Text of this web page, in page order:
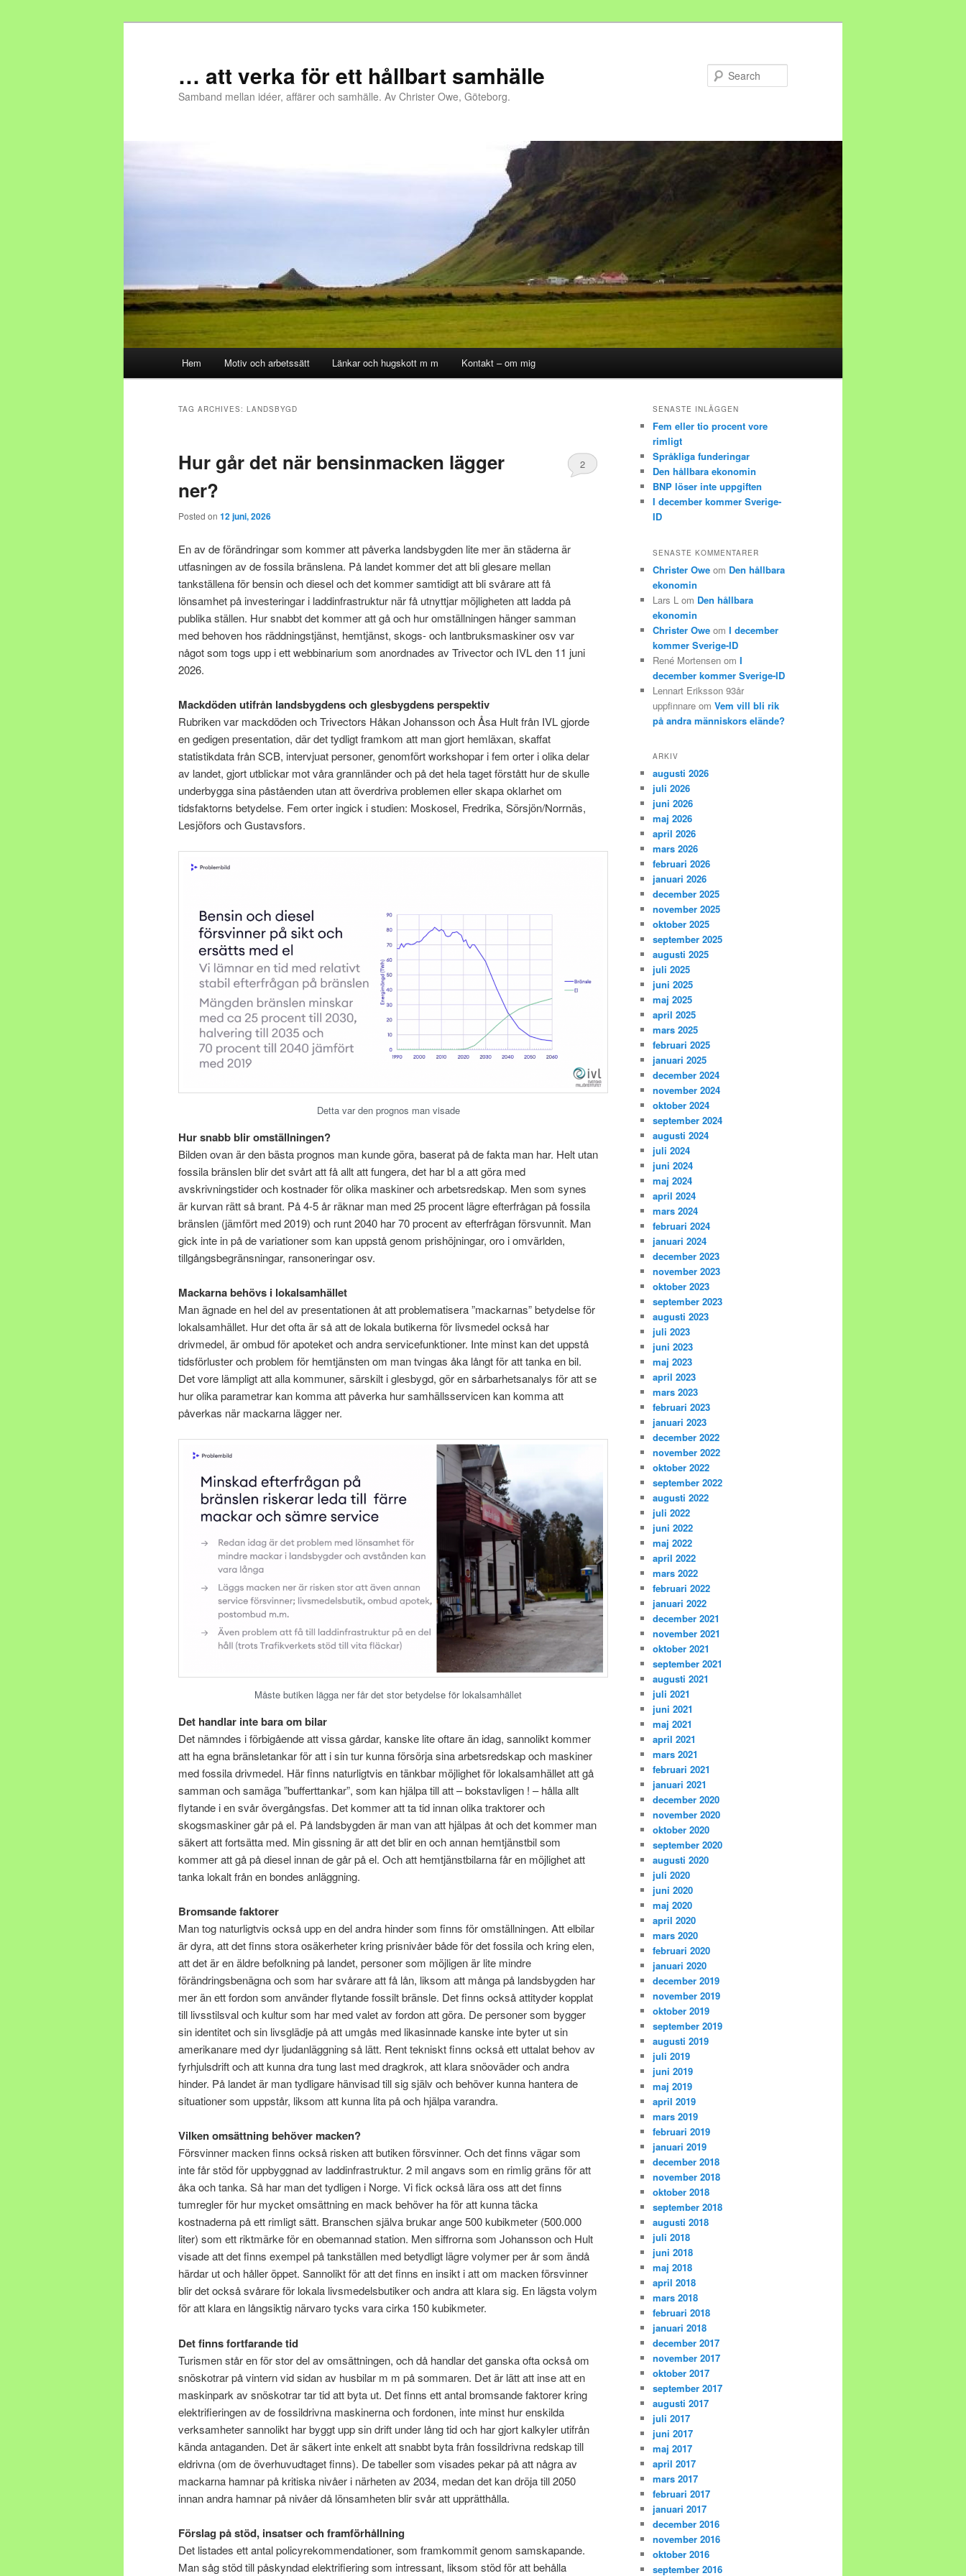
… att verka för ett hållbart samhälle
Samband mellan idéer, affärer och samhälle. Av Christer Owe, Göteborg.
Skip to primary content
Skip to secondary content
Hem Motiv och arbetssätt Länkar och hugskott m m Kontakt – om mig
TAG ARCHIVES: LANDSBYGD
Hur går det när bensinmacken lägger
ner?
Posted on 12 juni, 2026
2
En av de förändringar som kommer att påverka landsbygden lite mer än städerna är
utfasningen av de fossila bränslena. På landet kommer det att bli glesare mellan
tankställena för bensin och diesel och det kommer samtidigt att bli svårare att få
lönsamhet på investeringar i laddinfrastruktur när få utnyttjar möjligheten att ladda på
publika ställen. Hur snabbt det kommer att gå och hur omställningen hänger samman
med behoven hos räddningstjänst, hemtjänst, skogs- och lantbruksmaskiner osv var
något som togs upp i ett webbinarium som anordnades av Trivector och IVL den 11 juni
2026.
Mackdöden utifrån landsbygdens och glesbygdens perspektiv
Rubriken var mackdöden och Trivectors Håkan Johansson och Åsa Hult från IVL gjorde
en gedigen presentation, där det tydligt framkom att man gjort hemläxan, skaffat
statistikdata från SCB, intervjuat personer, genomfört workshopar i fem orter i olika delar
av landet, gjort utblickar mot våra grannländer och på det hela taget förstått hur de skulle
underbygga sina påståenden utan att överdriva problemen eller skapa oklarhet om
tidsfaktorns betydelse. Fem orter ingick i studien: Moskosel, Fredrika, Sörsjön/Norrnäs,
Lesjöfors och Gustavsfors.
Detta var den prognos man visade
Hur snabb blir omställningen?
Bilden ovan är den bästa prognos man kunde göra, baserat på de fakta man har. Helt utan
fossila bränslen blir det svårt att få allt att fungera, det har bl a att göra med
avskrivningstider och kostnader för olika maskiner och arbetsredskap. Men som synes
är kurvan rätt så brant. På 4-5 år räknar man med 25 procent lägre efterfrågan på fossila
bränslen (jämfört med 2019) och runt 2040 har 70 procent av efterfrågan försvunnit. Man
gick inte in på de variationer som kan uppstå genom prishöjningar, oro i omvärlden,
tillgångsbegränsningar, ransoneringar osv.
Mackarna behövs i lokalsamhället
Man ägnade en hel del av presentationen åt att problematisera ”mackarnas” betydelse för
lokalsamhället. Hur det ofta är så att de lokala butikerna för livsmedel också har
drivmedel, är ombud för apoteket och andra servicefunktioner. Inte minst kan det uppstå
tidsförluster och problem för hemtjänsten om man tvingas åka långt för att tanka en bil.
Det vore lämpligt att alla kommuner, särskilt i glesbygd, gör en sårbarhetsanalys för att se
hur olika parametrar kan komma att påverka hur samhällsservicen kan komma att
påverkas när mackarna lägger ner.
Måste butiken lägga ner får det stor betydelse för lokalsamhället
Det handlar inte bara om bilar
Det nämndes i förbigående att vissa gårdar, kanske lite oftare än idag, sannolikt kommer
att ha egna bränsletankar för att i sin tur kunna försörja sina arbetsredskap och maskiner
med fossila drivmedel. Här finns naturligtvis en tänkbar möjlighet för lokalsamhället att gå
samman och samäga ”bufferttankar”, som kan hjälpa till att – bokstavligen ! – hålla allt
flytande i en svår övergångsfas. Det kommer att ta tid innan olika traktorer och
skogsmaskiner går på el. På landsbygden är man van att hjälpas åt och det kommer man
säkert att fortsätta med. Min gissning är att det blir en och annan hemtjänstbil som
kommer att gå på diesel innan de går på el. Och att hemtjänstbilarna får en möjlighet att
tanka lokalt från en bondes anläggning.
Bromsande faktorer
Man tog naturligtvis också upp en del andra hinder som finns för omställningen. Att elbilar
är dyra, att det finns stora osäkerheter kring prisnivåer både för det fossila och kring elen,
att det är en äldre befolkning på landet, personer som möjligen är lite mindre
förändringsbenägna och som har svårare att få lån, liksom att många på landsbygden har
mer än ett fordon som använder flytande fossilt bränsle. Det finns också attityder kopplat
till livsstilsval och kultur som har med valet av fordon att göra. De personer som bygger
sin identitet och sin livsglädje på att umgås med likasinnade kanske inte byter ut sin
amerikanare med dyr ljudanläggning så lätt. Rent tekniskt finns också ett uttalat behov av
fyrhjulsdrift och att kunna dra tung last med dragkrok, att klara snöoväder och andra
hinder. På landet är man tydligare hänvisad till sig själv och behöver kunna hantera de
situationer som uppstår, liksom att kunna lita på och hjälpa varandra.
Vilken omsättning behöver macken?
Försvinner macken finns också risken att butiken försvinner. Och det finns vägar som
inte får stöd för uppbyggnad av laddinfrastruktur. 2 mil angavs som en rimlig gräns för att
åka och tanka. Så har man det tydligen i Norge. Vi fick också lära oss att det finns
tumregler för hur mycket omsättning en mack behöver ha för att kunna täcka
kostnaderna på ett rimligt sätt. Branschen själva brukar ange 500 kubikmeter (500.000
liter) som ett riktmärke för en obemannad station. Men siffrorna som Johansson och Hult
visade att det finns exempel på tankställen med betydligt lägre volymer per år som ändå
härdar ut och håller öppet. Sannolikt för att det finns en insikt i att om macken försvinner
blir det också svårare för lokala livsmedelsbutiker och andra att klara sig. En lägsta volym
för att klara en långsiktig närvaro tycks vara cirka 150 kubikmeter.
Det finns fortfarande tid
Turismen står en för stor del av omsättningen, och då handlar det ganska ofta också om
snöskotrar på vintern vid sidan av husbilar m m på sommaren. Det är lätt att inse att en
maskinpark av snöskotrar tar tid att byta ut. Det finns ett antal bromsande faktorer kring
elektrifieringen av de fossildrivna maskinerna och fordonen, inte minst hur enskilda
verksamheter sannolikt har byggt upp sin drift under lång tid och har gjort kalkyler utifrån
kända antaganden. Det är säkert inte enkelt att snabbt byta från fossildrivna redskap till
eldrivna (om de överhuvudtaget finns). De tabeller som visades pekar på att några av
mackarna hamnar på kritiska nivåer i närheten av 2034, medan det kan dröja till 2050
innan andra hamnar på nivåer då lönsamheten blir svår att upprätthålla.
Förslag på stöd, insatser och framförhållning
Det listades ett antal policyrekommendationer, som framkommit genom samskapande.
Man såg stöd till påskyndad elektrifiering som intressant, liksom stöd för att behålla
SENASTE INLÄGGEN
Fem eller tio procent vore
rimligt
Språkliga funderingar
Den hållbara ekonomin
BNP löser inte uppgiften
I december kommer Sverige-
ID
SENASTE KOMMENTARER
Christer Owe om Den hållbara
ekonomin
Lars L om Den hållbara
ekonomin
Christer Owe om I december
kommer Sverige-ID
René Mortensen om I
december kommer Sverige-ID
Lennart Eriksson 93år
uppfinnare om Vem vill bli rik
på andra människors elände?
ARKIV
augusti 2026
juli 2026
juni 2026
maj 2026
april 2026
mars 2026
februari 2026
januari 2026
december 2025
november 2025
oktober 2025
september 2025
augusti 2025
juli 2025
juni 2025
maj 2025
april 2025
mars 2025
februari 2025
januari 2025
december 2024
november 2024
oktober 2024
september 2024
augusti 2024
juli 2024
juni 2024
maj 2024
april 2024
mars 2024
februari 2024
januari 2024
december 2023
november 2023
oktober 2023
september 2023
augusti 2023
juli 2023
juni 2023
maj 2023
april 2023
mars 2023
februari 2023
januari 2023
december 2022
november 2022
oktober 2022
september 2022
augusti 2022
juli 2022
juni 2022
maj 2022
april 2022
mars 2022
februari 2022
januari 2022
december 2021
november 2021
oktober 2021
september 2021
augusti 2021
juli 2021
juni 2021
maj 2021
april 2021
mars 2021
februari 2021
januari 2021
december 2020
november 2020
oktober 2020
september 2020
augusti 2020
juli 2020
juni 2020
maj 2020
april 2020
mars 2020
februari 2020
januari 2020
december 2019
november 2019
oktober 2019
september 2019
augusti 2019
juli 2019
juni 2019
maj 2019
april 2019
mars 2019
februari 2019
januari 2019
december 2018
november 2018
oktober 2018
september 2018
augusti 2018
juli 2018
juni 2018
maj 2018
april 2018
mars 2018
februari 2018
januari 2018
december 2017
november 2017
oktober 2017
september 2017
augusti 2017
juli 2017
juni 2017
maj 2017
april 2017
mars 2017
februari 2017
januari 2017
december 2016
november 2016
oktober 2016
september 2016